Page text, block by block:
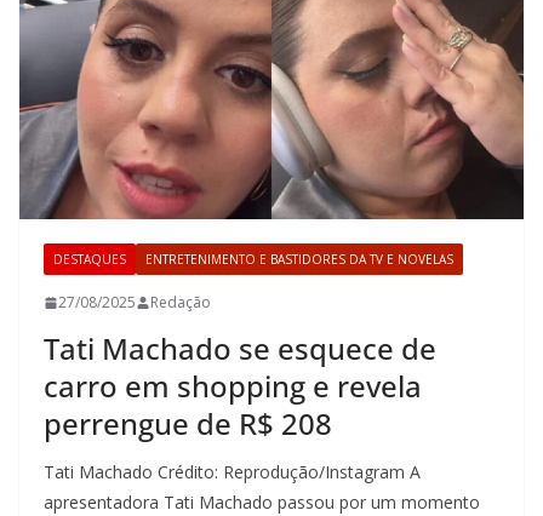
DESTAQUES ENTRETENIMENTO E BASTIDORES DA TV E NOVELAS
27/08/2025 Redação
Tati Machado se esquece de
carro em shopping e revela
perrengue de R$ 208
Tati Machado Crédito: Reprodução/Instagram A
apresentadora Tati Machado passou por um momento